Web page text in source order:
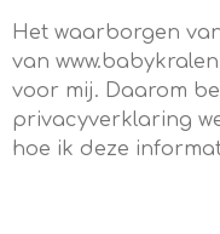
Het waarborgen
van
voor mij. Daarom
privacyverklaring
hoe ik deze